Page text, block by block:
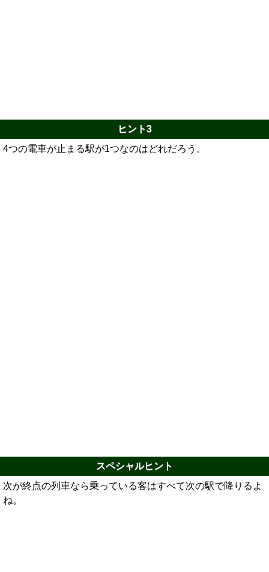
ヒント3
4つの電車が止まる駅が1つなのはどれだろう。
スペシャルヒント
次が終点の列車なら乗っている客はすべて次の駅で降りるよ
ね。